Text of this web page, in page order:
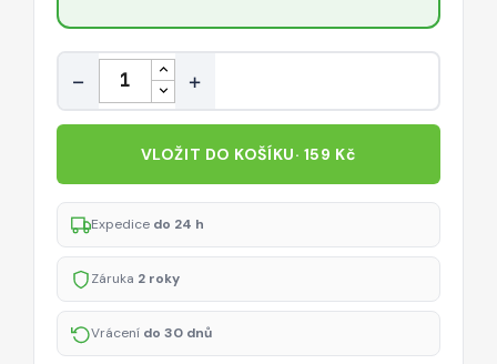
Množství
− +
VLOŽIT DO KOŠÍKU· 159 Kč
Expedice do 24 h
Záruka 2 roky
Vrácení do 30 dnů